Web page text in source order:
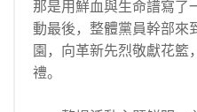
那是用鮮血與生命譜寫了
動最後，整體黨員幹部來
園，向革新先烈敬獻花籃
禮。